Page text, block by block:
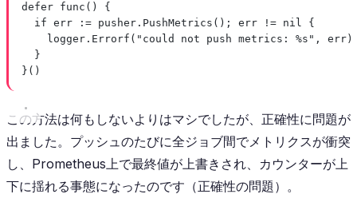
defer func () {
if err := pusher. PushMetrics (); err != nil {
logger. Errorf ( "could not push metrics: %s " , err)
}
}()
この方法は何もしないよりはマシでしたが、正確性に問題が
出ました。プッシュのたびに全ジョブ間でメトリクスが衝突
し、Prometheus上で最終値が上書きされ、カウンターが上
下に揺れる事態になったのです（正確性の問題）。